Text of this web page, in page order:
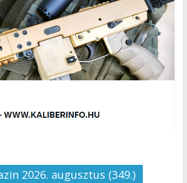
2026. augusztus (349.)